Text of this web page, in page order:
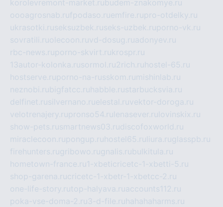
korolevremont-market.rubudem-znakomye.ru
oooagrosnab.rufpodaso.ruemfire.rupro-otdelky.ru
ukrasotki.ruseksuzbek.ruseks-uzbek.ruporno-vk.ru
sovratili.ruolecoon.ruvd-dosug.ruadonyev.ru
rbc-news.ruporno-skvirt.rukrospr.ru
13autor-kolonka.rusormol.ru2rich.ru hostel-65.ru
hostserve.ruporno-na-russkom.ru mishinlab.ru
neznobi.rubigfatcc.ru habble.rustarbucksvia.ru
delfinet.rusilvernano.ruelestal.ruvektor-doroga.ru
velotrenajery.rupronso54.ru lenasever.ru lovinskix.ru
show-pets.rusmartnews03.rudiscofoxworld.ru
miraclecoon.rupongup.ru hostel65.ru liura.ruglasspb.ru
firehunters.rugribowo.rugnalis.rubulkitula.ru
hometown-france.ru1-xbeticricetc-1-xbetti-5.ru
shop-garena.rucricetc-1-xbetr-1-xbetcc-2.ru
one-life-story.rutop-halyava.ruaccounts112.ru
poka-vse-doma-2.ru3-d-file.ru hahahaharms.ru